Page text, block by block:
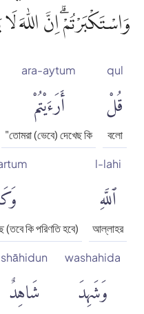
وَاسْتَكْبَرْتُمْۗ اِنَّ اللّٰهَ لَا
qul
قُلْ
বলো
ara-aytum
أَرَءَيْتُمْ
"তোমরা (ভেবে) দেখেছ কি
l-lahi
ٱللَّهِ
আল্লাহর
কি পরিণতি হবে)
washahida
وَشَهِدَ
shāhidun
شَاهِدٌ